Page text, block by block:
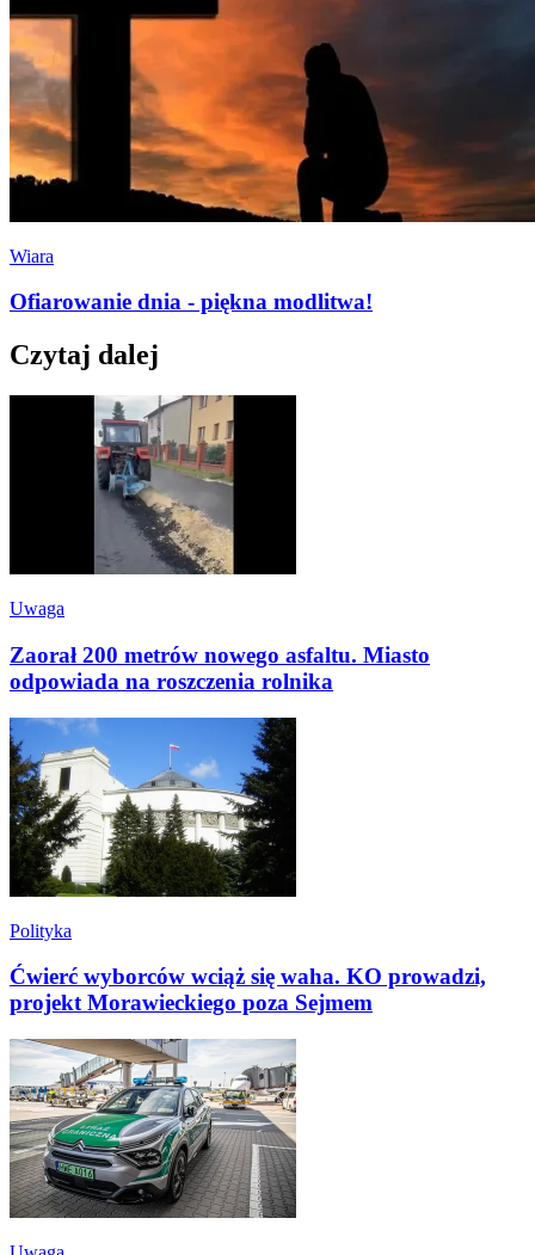
Wiara
Ofiarowanie dnia - piękna modlitwa!
Czytaj dalej
Uwaga
Zaorał 200 metrów nowego asfaltu. Miasto
odpowiada na roszczenia rolnika
Polityka
Ćwierć wyborców wciąż się waha. KO prowadzi,
projekt Morawieckiego poza Sejmem